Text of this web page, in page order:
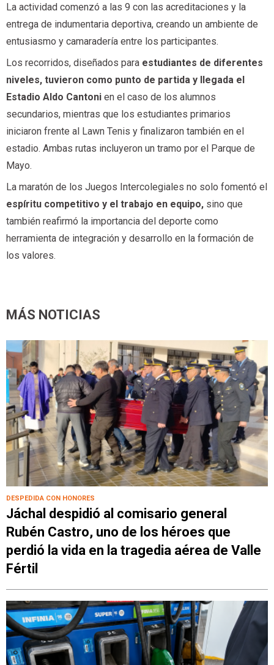
La actividad comenzó a las 9 con las acreditaciones y la
entrega de indumentaria deportiva, creando un ambiente de
entusiasmo y camaradería entre los participantes.
Los recorridos, diseñados para estudiantes de diferentes
niveles, tuvieron como punto de partida y llegada el
Estadio Aldo Cantoni en el caso de los alumnos
secundarios, mientras que los estudiantes primarios
iniciaron frente al Lawn Tenis y finalizaron también en el
estadio. Ambas rutas incluyeron un tramo por el Parque de
Mayo.
La maratón de los Juegos Intercolegiales no solo fomentó el
espíritu competitivo y el trabajo en equipo, sino que
también reafirmó la importancia del deporte como
herramienta de integración y desarrollo en la formación de
los valores.
MÁS NOTICIAS
DESPEDIDA CON HONORES
Jáchal despidió al comisario general
Rubén Castro, uno de los héroes que
perdió la vida en la tragedia aérea de Valle
Fértil